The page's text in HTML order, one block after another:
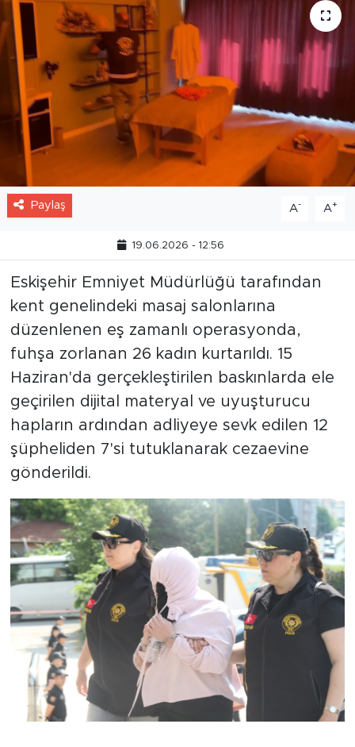
Paylaş A- A+
19.06.2026 - 12:56
Eskişehir Emniyet Müdürlüğü tarafından
kent genelindeki masaj salonlarına
düzenlenen eş zamanlı operasyonda,
fuhşa zorlanan 26 kadın kurtarıldı. 15
Haziran'da gerçekleştirilen baskınlarda ele
geçirilen dijital materyal ve uyuşturucu
hapların ardından adliyeye sevk edilen 12
şüpheliden 7'si tutuklanarak cezaevine
gönderildi.